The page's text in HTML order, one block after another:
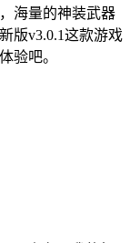
海量的神装武器
版v3.0.1这款游戏
验吧。